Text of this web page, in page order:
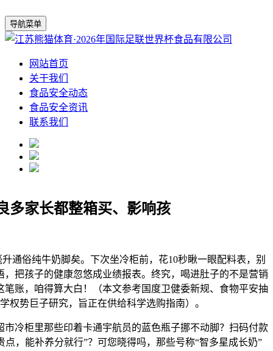
导航菜单
网站首页
关于我们
食品安全动态
食品安全资讯
联系我们
多家长都整箱买、影响孩
俗纯牛奶脚矣。下次坐冷柜前，花10秒瞅一眼配料表，别
，把孩子的健康忽悠成业绩报表。终究，喝进肚子的不是营销
账，咱得算大白！（本文参考国度卫健委新规、食物平安抽
权势巨子研究，旨正在供给科学选购指南）。
柜里那些印着卡通宇航员的蓝色瓶子挪不动脚？扫码付款
点，能补养分就行”？可您晓得吗，那些号称“智多星成长奶”